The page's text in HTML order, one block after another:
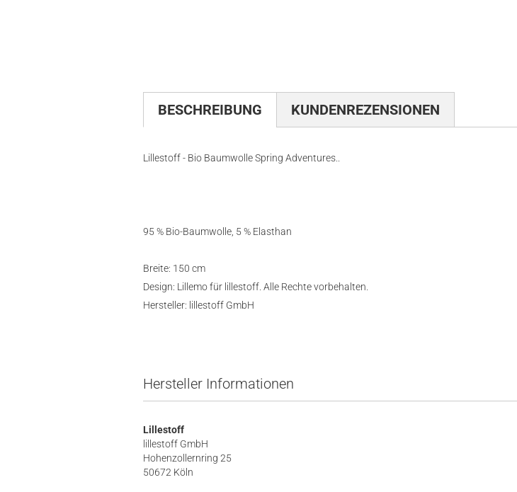
BESCHREIBUNG KUNDENREZENSIONEN
Lillestoff - Bio Baumwolle Spring Adventures..
95 % Bio-Baumwolle, 5 % Elasthan
Breite: 150 cm
Design: Lillemo für lillestoff. Alle Rechte vorbehalten.
Hersteller: lillestoff GmbH
Hersteller Informationen
Lillestoff
lillestoff GmbH
Hohenzollernring 25
50672 Köln